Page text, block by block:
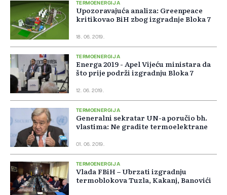
TERMOENERGIJA
Upozoravajuća analiza: Greenpeace
kritikovao BiH zbog izgradnje Bloka 7
18. 06. 2019.
TERMOENERGIJA
Energa 2019 - Apel Vijeću ministara da
što prije podrži izgradnju Bloka 7
12. 06. 2019.
TERMOENERGIJA
Generalni sekratar UN-a poručio bh.
vlastima: Ne gradite termoelektrane
01. 06. 2019.
TERMOENERGIJA
Vlada FBiH – Ubrzati izgradnju
termoblokova Tuzla, Kakanj, Banovići